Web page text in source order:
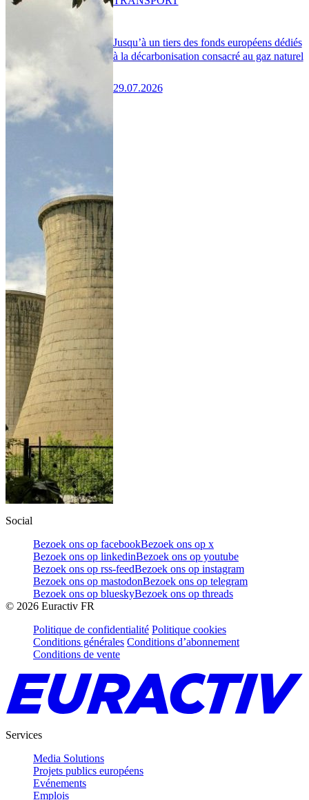
Jusqu’à un tiers des fonds européens dédiés
à la décarbonisation consacré au gaz naturel
29.07.2026
Social
Bezoek ons op facebookBezoek ons op x
Bezoek ons op linkedinBezoek ons op youtube
Bezoek ons op rss-feedBezoek ons op instagram
Bezoek ons op mastodonBezoek ons op telegram
Bezoek ons op blueskyBezoek ons op threads
© 2026 Euractiv FR
Politique de confidentialité Politique cookies
Conditions générales Conditions d’abonnement
Conditions de vente
Services
Media Solutions
Projets publics européens
Evénements
Emplois